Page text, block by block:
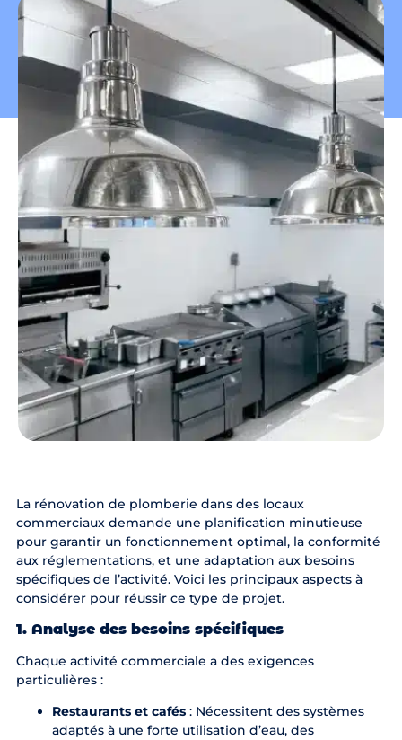
La rénovation de plomberie dans des locaux
commerciaux demande une planification minutieuse
pour garantir un fonctionnement optimal, la conformité
aux réglementations, et une adaptation aux besoins
spécifiques de l’activité. Voici les principaux aspects à
considérer pour réussir ce type de projet.
1. Analyse des besoins spécifiques
Chaque activité commerciale a des exigences
particulières :
Restaurants et cafés: Nécessitent des systèmes
adaptés à une forte utilisation d’eau, des